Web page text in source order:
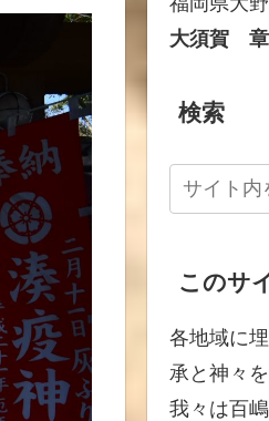
大須賀 章
検索
このサ
各地域に
承と神々
我々は百